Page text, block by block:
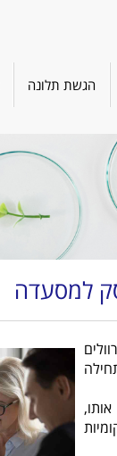
הגשת תלונה
למסעדה